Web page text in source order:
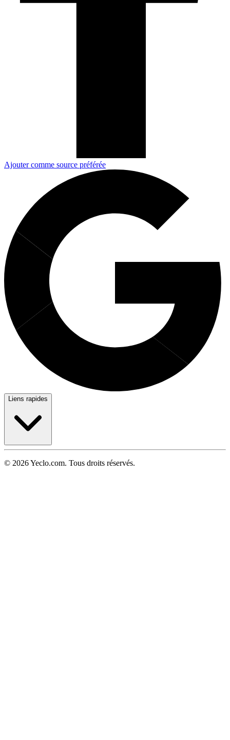
Ajouter comme source préférée
Liens rapides
© 2026 Yeclo.com. Tous droits réservés.